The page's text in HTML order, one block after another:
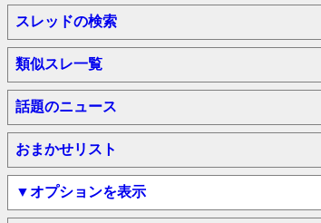
スレッドの検索
類似スレ一覧
話題のニュース
おまかせリスト
▼オプションを表示